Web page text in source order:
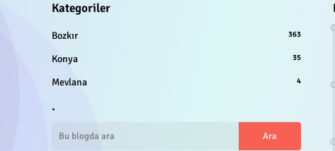
Kategoriler
Bozkır 363
Konya 35
Mevlana 4
.